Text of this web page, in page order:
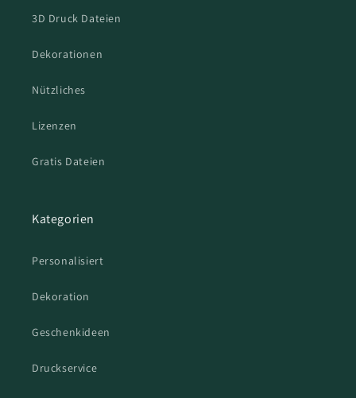
3D Druck Dateien
Dekorationen
Nützliches
Lizenzen
Gratis Dateien
Kategorien
Personalisiert
Dekoration
Geschenkideen
Druckservice